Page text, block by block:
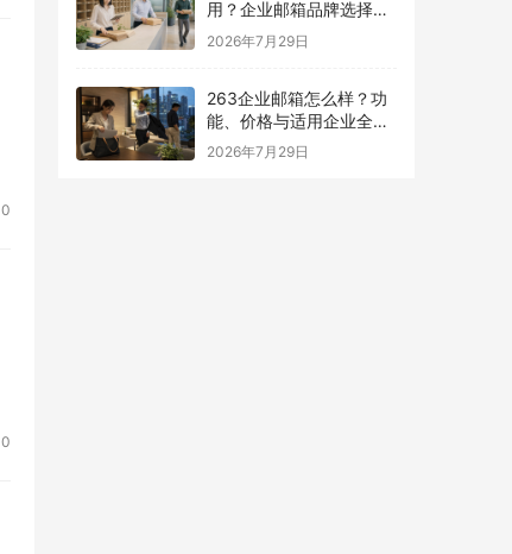
0
0
用？企业邮箱品牌选择指
南
2026年7月29日
263企业邮箱怎么样？功
能、价格与适用企业全面
解析
2026年7月29日